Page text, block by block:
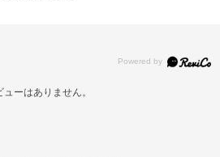
ューはありません。